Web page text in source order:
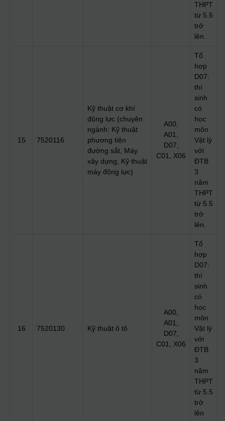
THPT
từ 5.5
trở
lên.
15 7520116
Kỹ thuật cơ khí
động lực (chuyên
ngành: Kỹ thuật
phương tiện
đường sắt, Máy
xây dựng, Kỹ thuật
máy động lực)
A00,
A01,
D07,
C01, X06
Tổ
hợp
D07:
thí
sinh
có
học
môn
Vật lý
với
ĐTB
3
năm
THPT
từ 5.5
trở
lên.
16 7520130 Kỹ thuật ô tô
A00,
A01,
D07,
C01, X06
Tổ
hợp
D07:
thí
sinh
có
học
môn
Vật lý
với
ĐTB
3
năm
THPT
từ 5.5
trở
lên